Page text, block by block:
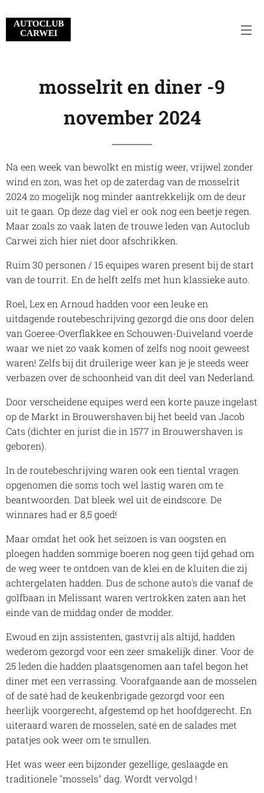
mosselrit en diner -9
november 2024
Na een week van bewolkt en mistig weer, vrijwel zonder
wind en zon, was het op de zaterdag van de mosselrit
2024 zo mogelijk nog minder aantrekkelijk om de deur
uit te gaan. Op deze dag viel er ook nog een beetje regen.
Maar zoals zo vaak laten de trouwe leden van Autoclub
Carwei zich hier niet door afschrikken.
Ruim 30 personen / 15 equipes waren present bij de start
van de tourrit. En de helft zelfs met hun klassieke auto.
Roel, Lex en Arnoud hadden voor een leuke en
uitdagende routebeschrijving gezorgd die ons door delen
van Goeree-Overflakkee en Schouwen-Duiveland voerde
waar we niet zo vaak komen of zelfs nog nooit geweest
waren! Zelfs bij dit druilerige weer kan je je steeds weer
verbazen over de schoonheid van dit deel van Nederland.
Door verscheidene equipes werd een korte pauze ingelast
op de Markt in Brouwershaven bij het beeld van Jacob
Cats (dichter en jurist die in 1577 in Brouwershaven is
geboren).
In de routebeschrijving waren ook een tiental vragen
opgenomen die soms toch wel lastig waren om te
beantwoorden. Dat bleek wel uit de eindscore. De
winnares had er 8,5 goed!
Maar omdat het ook het seizoen is van oogsten en
ploegen hadden sommige boeren nog geen tijd gehad om
de weg weer te ontdoen van de klei en de kluiten die zij
achtergelaten hadden. Dus de schone auto's die vanaf de
golfbaan in Melissant waren vertrokken zaten aan het
einde van de middag onder de modder.
Ewoud en zijn assistenten, gastvrij als altijd, hadden
wederom gezorgd voor een zeer smakelijk diner. Voor de
25 leden die hadden plaatsgenomen aan tafel begon het
diner met een verrassing. Voorafgaande aan de mosselen
of de saté had de keukenbrigade gezorgd voor een
heerlijk voorgerecht, afgestemd op het hoofdgerecht. En
uiteraard waren de mosselen, saté en de salades met
patatjes ook weer om te smullen.
Het was weer een bijzonder gezellige, geslaagde en
traditionele "mossels" dag. Wordt vervolgd !